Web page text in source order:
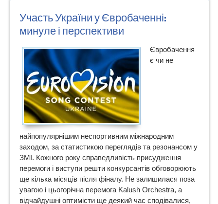
Участь України у Євробаченні:
минуле і перспективи
Євробачення
є чи не
найпопулярнішим неспортивним міжнародним
заходом, за статистикою переглядів та резонансом у
ЗМІ. Кожного року справедливість присудження
перемоги і виступи решти конкурсантів обговорюють
ще кілька місяців після фіналу. Не залишилася поза
увагою і цьогорічна перемога Kalush Orchestra, а
відчайдушні оптимісти ще деякий час сподівалися,